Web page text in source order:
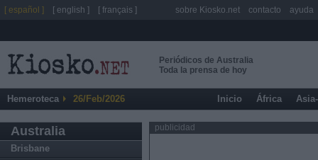
Periódicos de Australia
Toda la prensa de hoy
Hemeroteca 26/Feb/2026 Inicio África
Australia
Brisbane
publicidad
[ español ] [ english ] [ français ] sobre Kiosko.net contacto ayuda